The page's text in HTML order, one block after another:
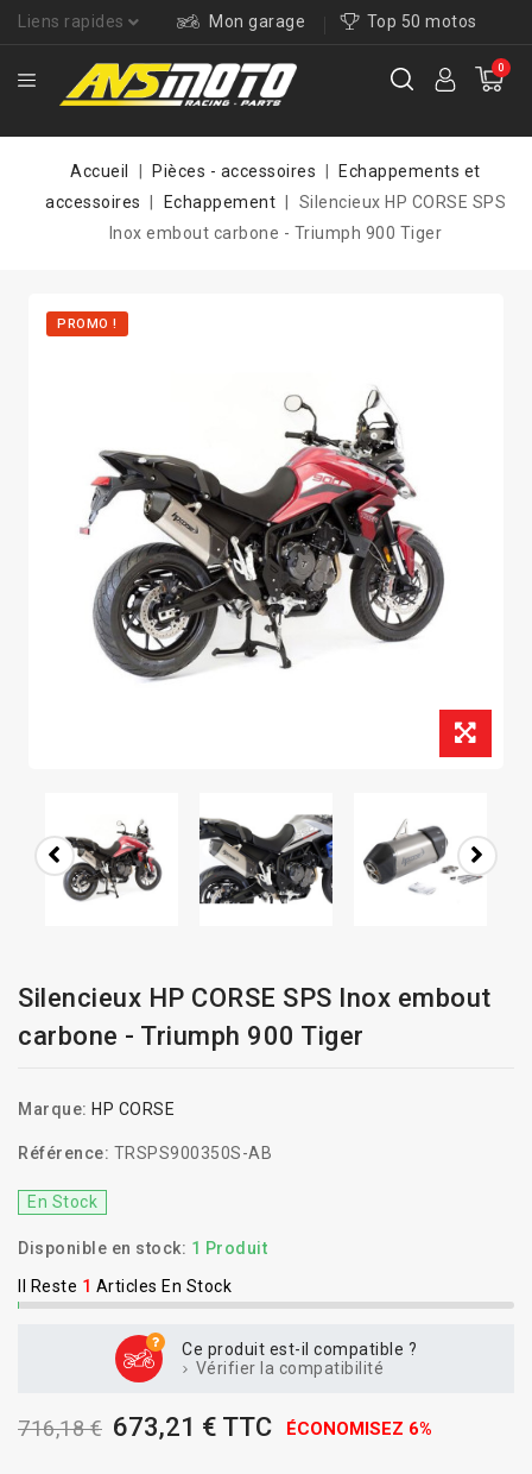
Liens rapides Mon garage Top 50 motos
0
Accueil Pièces - accessoires
Echappements et
accessoires
Echappement
Silencieux HP CORSE SPS
Inox embout carbone - Triumph 900 Tiger
PROMO !
Silencieux HP CORSE SPS Inox embout
carbone - Triumph 900 Tiger
Marque: HP CORSE
Référence: TRSPS900350S-AB
En Stock
Disponible en stock: 1 Produit
Il Reste 1 Articles En Stock
Ce produit est-il compatible ?
Vérifier la compatibilité
716,18 € 673,21 € TTC ÉCONOMISEZ 6%